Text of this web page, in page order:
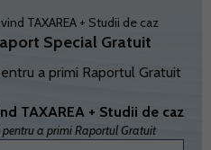
Special Gratuit
a primi Raportul Gratuit
TAXAREA + Studii de caz
a primi Raportul Gratuit